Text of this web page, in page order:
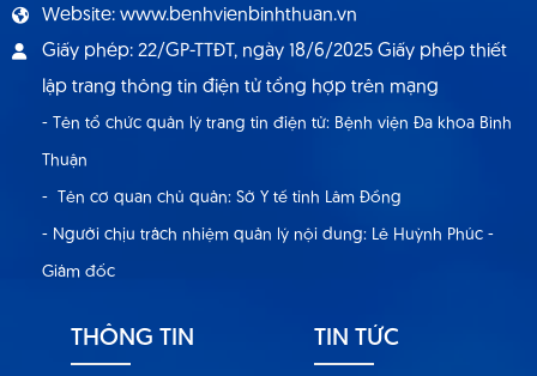
Website: www.benhvienbinhthuan.vn
Giấy phép: 22/GP-TTĐT, ngày 18/6/2025 Giấy phép thiết
lập trang thông tin điện tử tổng hợp trên mạng
- Tên tổ chức quản lý trang tin điện tử: Bệnh viện Đa khoa Bình
Thuận
- Tên cơ quan chủ quản: Sở Y tế tỉnh Lâm Đồng
- Người chịu trách nhiệm quản lý nội dung: Lê Huỳnh Phúc -
Giám đốc
THÔNG TIN TIN TỨC